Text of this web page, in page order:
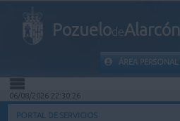
PozuelodeAlarcón
ÁREA PERSONAL
INICIO
06/08/2026 22:30:26
PORTAL DE SERVICIOS